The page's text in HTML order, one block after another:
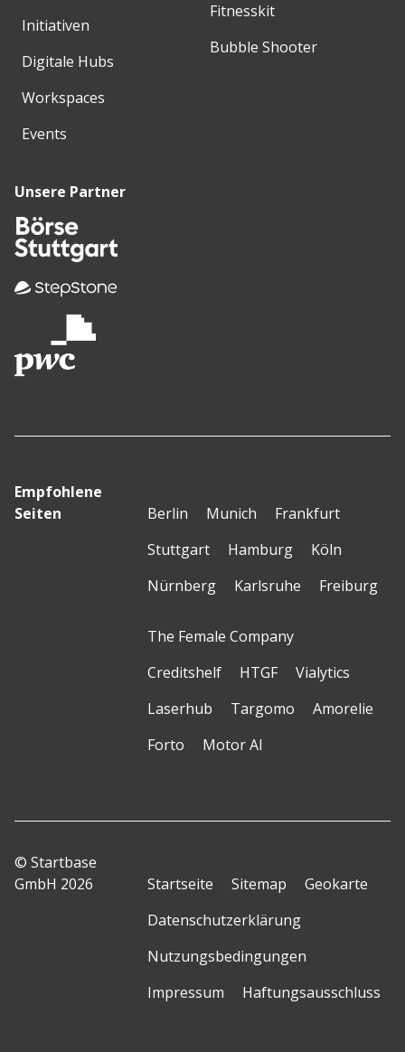
Initiativen
Digitale Hubs
Workspaces
Events
Fitnesskit
Bubble Shooter
Unsere Partner
Empfohlene
Seiten
Berlin Munich
Frankfurt
Stuttgart
Hamburg
Köln
Nürnberg
Karlsruhe Freiburg
The Female Company
Creditshelf
HTGF
Vialytics
Laserhub
Targomo
Amorelie
Forto
Motor AI
© Startbase
GmbH 2026
Startseite Sitemap
Geokarte
Datenschutzerklärung
Nutzungsbedingungen
Impressum
Haftungsausschluss